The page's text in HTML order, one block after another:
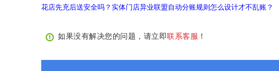
花店先充后送安全吗？实体门店异业联盟自动分账规则怎么设计才不乱账？
如果没有解决您的问题，请立即联系客服 ！